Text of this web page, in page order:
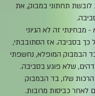
תחתוני במבוק, את
מבחינתי זה לא הגיוני
כך בסביבה. אז הסתובבתי,
הבמבוק המופלא, נחשפתי
שלא פוגע בסביבה.
הרכות שלו, בד הבמבוק
לאחר כביסות מרובות.